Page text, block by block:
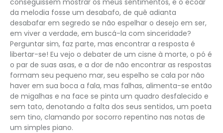
conseguissem mostrar os meus sentimentos, e o ecoar
da melodia fosse um desabafo, de quê adianta
desabafar em segredo se não espelhar o desejo em ser,
em viver a verdade, em buscá-la com sinceridade?
Perguntar sim, faz parte, mas encontrar a resposta é
libertar-se! Eu vejo o debater de um cisne à morte, o pó é
o par de suas asas, e a dor de não encontrar as respostas
formam seu pequeno mar, seu espelho se cala por não
haver em sua boca a fala, mas falhas, alimenta-se então
de migalhas e na face se pinta um quadro desfalecido e
sem tato, denotando a falta dos seus sentidos, um poeta
sem tino, clamando por socorro repentino nas notas de
um simples piano.